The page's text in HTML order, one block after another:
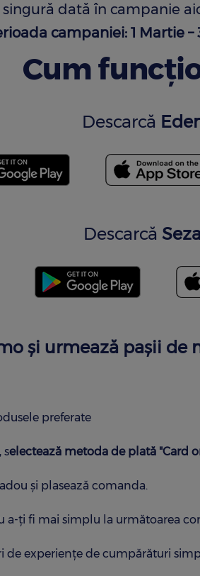
singură dată în campanie
campaniei: 1 Martie
Cum
Descarcă
Descarcă
şi urmează paşii
preferate
selectează metoda de plată "Card
și plasează comanda.
a-ți fi mai simplu la următoarea
de experiențe de cumpărături